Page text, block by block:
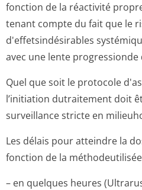
fonction de la réactivité
tenant compte du fait que le
d'effetsindési­rables
avec une lente progressionde
Quel que soit le protocole
l’initiation dutraitement doit
surveillance stricte en
Les délais pour atteindre la
fonction de la
– en quelques heures